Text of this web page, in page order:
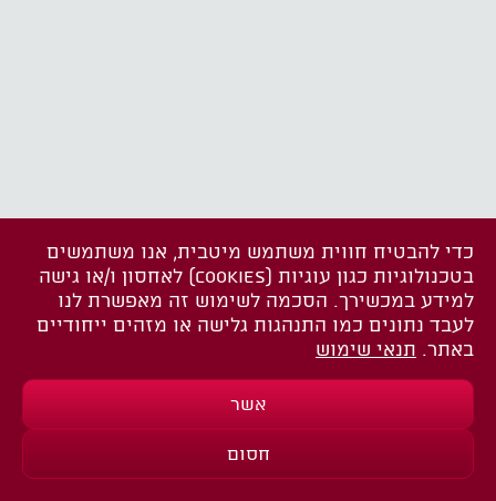
כדי להבטיח חווית משתמש מיטבית, אנו משתמשים
בטכנולוגיות כגון עוגיות (COOKIES) לאחסון ו/או גישה
למידע במכשירך. הסכמה לשימוש זה מאפשרת לנו
לעבד נתונים כמו התנהגות גלישה או מזהים ייחודיים
באתר. תנאי שימוש
אשר
חסום